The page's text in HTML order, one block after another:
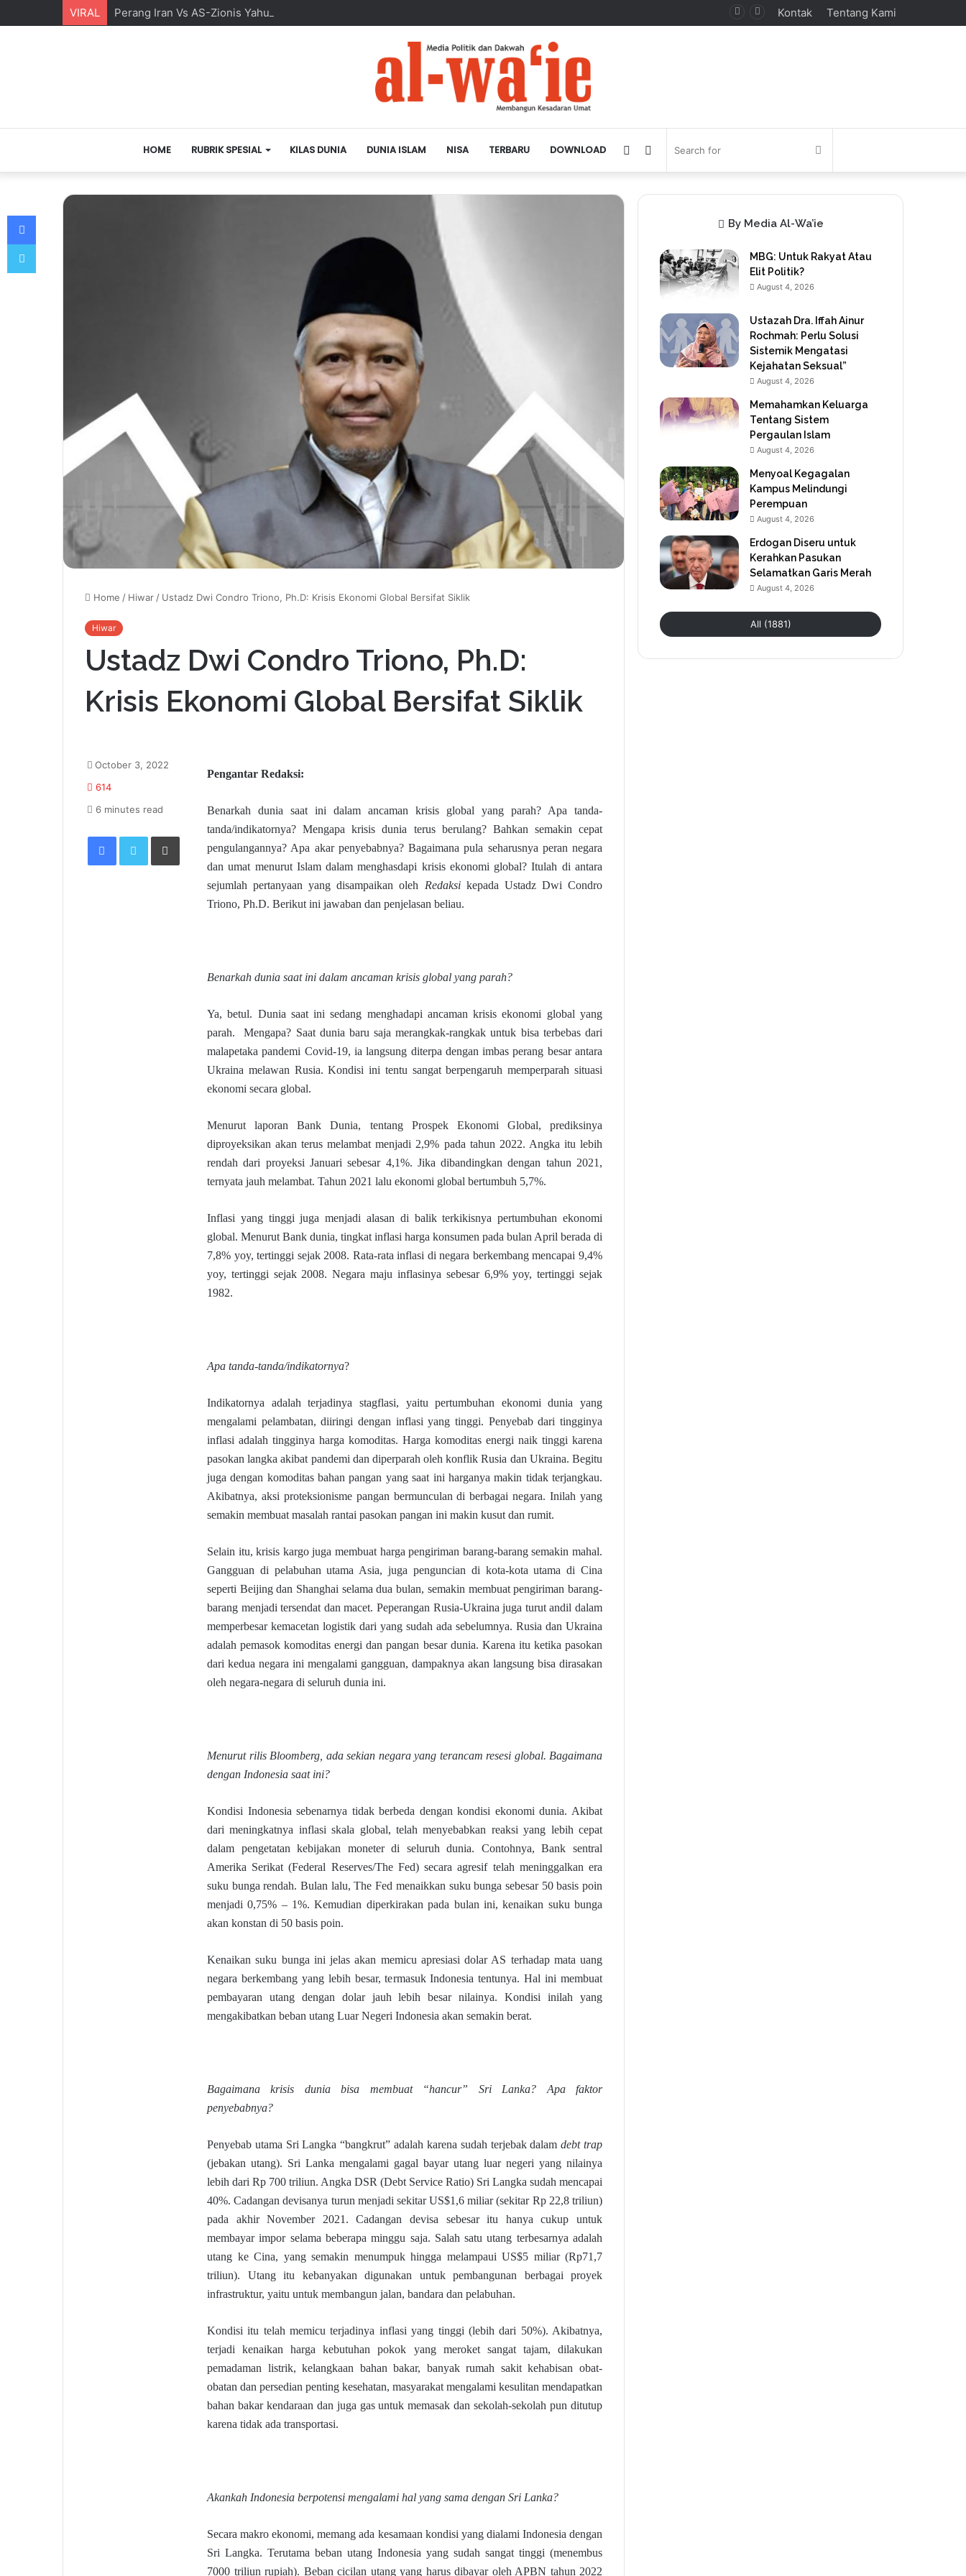
VIRAL Perang Iran Vs AS-Zionis Yahudi dan Masa Depan Dunia Islam Kontak Tentang Kami
HOME RUBRIK SPESIAL KILAS DUNIA DUNIA ISLAM NISA TERBARU DOWNLOAD
for
Switch
skin
Sidebar
Home / Hiwar / Ustadz Dwi Condro Triono, Ph.D: Krisis Ekonomi Global Bersifat Siklik
Hiwar
Ustadz Dwi Condro Triono, Ph.D:
Krisis Ekonomi Global Bersifat Siklik
Pengantar Redaksi:
Benarkah dunia saat ini dalam ancaman krisis global yang parah? Apa tanda-
tanda/indikatornya? Mengapa krisis dunia terus berulang? Bahkan semakin cepat
pengulangannya? Apa akar penyebabnya? Bagaimana pula seharusnya peran negara
dan umat menurut Islam dalam menghasdapi krisis ekonomi global? Itulah di antara
sejumlah pertanyaan yang disampaikan oleh Redaksikepada Ustadz Dwi Condro
Triono, Ph.D. Berikut ini jawaban dan penjelasan beliau.
Benarkah dunia saat ini dalam ancaman krisis global yang parah?
Ya, betul. Dunia saat ini sedang menghadapi ancaman krisis ekonomi global yang
parah. Mengapa? Saat dunia baru saja merangkak-rangkak untuk bisa terbebas dari
malapetaka pandemi Covid-19, ia langsung diterpa dengan imbas perang besar antara
Ukraina melawan Rusia. Kondisi ini tentu sangat berpengaruh memperparah situasi
ekonomi secara global.
Menurut laporan Bank Dunia, tentang Prospek Ekonomi Global, prediksinya
diproyeksikan akan terus melambat menjadi 2,9% pada tahun 2022. Angka itu lebih
rendah dari proyeksi Januari sebesar 4,1%. Jika dibandingkan dengan tahun 2021,
ternyata jauh melambat. Tahun 2021 lalu ekonomi global bertumbuh 5,7%.
Inflasi yang tinggi juga menjadi alasan di balik terkikisnya pertumbuhan ekonomi
global. Menurut Bank dunia, tingkat inflasi harga konsumen pada bulan April berada di
7,8% yoy, tertinggi sejak 2008. Rata-rata inflasi di negara berkembang mencapai 9,4%
yoy, tertinggi sejak 2008. Negara maju inflasinya sebesar 6,9% yoy, tertinggi sejak
1982.
Apa tanda-tanda/indikatornya?
Indikatornya adalah terjadinya stagflasi, yaitu pertumbuhan ekonomi dunia yang
mengalami pelambatan, diiringi dengan inflasi yang tinggi. Penyebab dari tingginya
inflasi adalah tingginya harga komoditas. Harga komoditas energi naik tinggi karena
pasokan langka akibat pandemi dan diperparah oleh konflik Rusia dan Ukraina. Begitu
juga dengan komoditas bahan pangan yang saat ini harganya makin tidak terjangkau.
Akibatnya, aksi proteksionisme pangan bermunculan di berbagai negara. Inilah yang
semakin membuat masalah rantai pasokan pangan ini makin kusut dan rumit.
Selain itu, krisis kargo juga membuat harga pengiriman barang-barang semakin mahal.
Gangguan di pelabuhan utama Asia, juga penguncian di kota-kota utama di Cina
seperti Beijing dan Shanghai selama dua bulan, semakin membuat pengiriman barang-
barang menjadi tersendat dan macet. Peperangan Rusia-Ukraina juga turut andil dalam
memperbesar kemacetan logistik dari yang sudah ada sebelumnya. Rusia dan Ukraina
adalah pemasok komoditas energi dan pangan besar dunia. Karena itu ketika pasokan
dari kedua negara ini mengalami gangguan, dampaknya akan langsung bisa dirasakan
oleh negara-negara di seluruh dunia ini.
Menurut rilis Bloomberg, ada sekian negara yang terancam resesi global. Bagaimana
dengan Indonesia saat ini?
Kondisi Indonesia sebenarnya tidak berbeda dengan kondisi ekonomi dunia. Akibat
dari meningkatnya inflasi skala global, telah menyebabkan reaksi yang lebih cepat
dalam pengetatan kebijakan moneter di seluruh dunia. Contohnya, Bank sentral
Amerika Serikat (Federal Reserves/The Fed) secara agresif telah meninggalkan era
suku bunga rendah. Bulan lalu, The Fed menaikkan suku bunga sebesar 50 basis poin
menjadi 0,75% – 1%. Kemudian diperkirakan pada bulan ini, kenaikan suku bunga
akan konstan di 50 basis poin.
Kenaikan suku bunga ini jelas akan memicu apresiasi dolar AS terhadap mata uang
negara berkembang yang lebih besar, termasuk Indonesia tentunya. Hal ini membuat
pembayaran utang dengan dolar jauh lebih besar nilainya. Kondisi inilah yang
mengakibatkan beban utang Luar Negeri Indonesia akan semakin berat.
Bagaimana krisis dunia bisa membuat “hancur” Sri Lanka? Apa faktor
penyebabnya?
Penyebab utama Sri Langka “bangkrut” adalah karena sudah terjebak dalamdebt trap
(jebakan utang). Sri Lanka mengalami gagal bayar utang luar negeri yang nilainya
lebih dari Rp 700 triliun. Angka DSR (Debt Service Ratio) Sri Langka sudah mencapai
40%. Cadangan devisanya turun menjadi sekitar US$1,6 miliar (sekitar Rp 22,8 triliun)
pada akhir November 2021. Cadangan devisa sebesar itu hanya cukup untuk
membayar impor selama beberapa minggu saja. Salah satu utang terbesarnya adalah
utang ke Cina, yang semakin menumpuk hingga melampaui US$5 miliar (Rp71,7
triliun). Utang itu kebanyakan digunakan untuk pembangunan berbagai proyek
infrastruktur, yaitu untuk membangun jalan, bandara dan pelabuhan.
Kondisi itu telah memicu terjadinya inflasi yang tinggi (lebih dari 50%). Akibatnya,
terjadi kenaikan harga kebutuhan pokok yang meroket sangat tajam, dilakukan
pemadaman listrik, kelangkaan bahan bakar, banyak rumah sakit kehabisan obat-
obatan dan persedian penting kesehatan, masyarakat mengalami kesulitan mendapatkan
bahan bakar kendaraan dan juga gas untuk memasak dan sekolah-sekolah pun ditutup
karena tidak ada transportasi.
Akankah Indonesia berpotensi mengalami hal yang sama dengan Sri Lanka?
Secara makro ekonomi, memang ada kesamaan kondisi yang dialami Indonesia dengan
Sri Langka. Terutama beban utang Indonesia yang sudah sangat tinggi (menembus
7000 triliun rupiah). Beban cicilan utang yang harus dibayar oleh APBN tahun 2022
October 3, 2022
614
6 minutes read
Facebook Twitter Print
By Media Al-Wa’ie
MBG: Untuk Rakyat Atau
Elit Politik?
August 4, 2026
Ustazah Dra. Iffah Ainur
Rochmah: Perlu Solusi
Sistemik Mengatasi
Kejahatan Seksual”
August 4, 2026
Memahamkan Keluarga
Tentang Sistem
Pergaulan Islam
August 4, 2026
Menyoal Kegagalan
Kampus Melindungi
Perempuan
August 4, 2026
Erdogan Diseru untuk
Kerahkan Pasukan
Selamatkan Garis Merah
August 4, 2026
All (1881)